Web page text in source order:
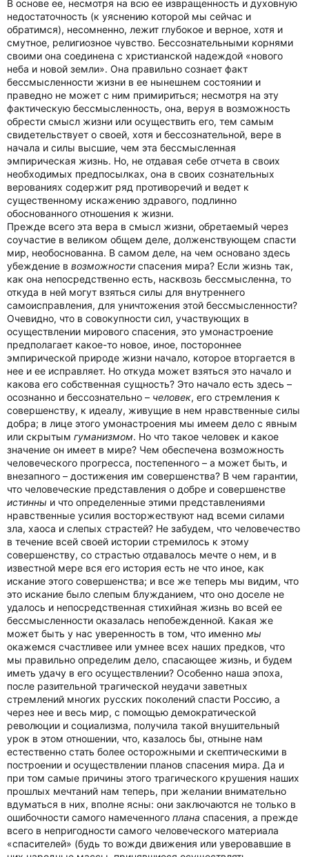
В основе ее, несмотря на всю ее извращенность и духовную
недостаточность (к уяснению которой мы сейчас и
обратимся), несомненно, лежит глубокое и верное, хотя и
смутное, религиозное чувство. Бессознательными корнями
своими она соединена с христианской надеждой «нового
неба и новой земли». Она правильно сознает факт
бессмысленности жизни в ее нынешнем состоянии и
праведно не может с ним примириться; несмотря на эту
фактическую бессмысленность, она, веруя в возможность
обрести смысл жизни или осуществить его, тем самым
свидетельствует о своей, хотя и бессознательной, вере в
начала и силы высшие, чем эта бессмысленная
эмпирическая жизнь. Но, не отдавая себе отчета в своих
необходимых предпосылках, она в своих сознательных
верованиях содержит ряд противоречий и ведет к
существенному искажению здравого, подлинно
обоснованного отношения к жизни.
Прежде всего эта вера в смысл жизни, обретаемый через
соучастие в великом общем деле, долженствующем спасти
мир, необоснованна. В самом деле, на чем основано здесь
убеждение в возможности спасения мира? Если жизнь так,
как она непосредственно есть, насквозь бессмысленна, то
откуда в ней могут взяться силы для внутреннего
самоисправления, для уничтожения этой бессмысленности?
Очевидно, что в совокупности сил, участвующих в
осуществлении мирового спасения, это умонастроение
предполагает какое-то новое, иное, постороннее
эмпирической природе жизни начало, которое вторгается в
нее и ее исправляет. Но откуда может взяться это начало и
какова его собственная сущность? Это начало есть здесь –
осознанно и бессознательно – человек, его стремления к
совершенству, к идеалу, живущие в нем нравственные силы
добра; в лице этого умонастроения мы имеем дело с явным
или скрытым гуманизмом. Но что такое человек и какое
значение он имеет в мире? Чем обеспечена возможность
человеческого прогресса, постепенного – а может быть, и
внезапного – достижения им совершенства? В чем гарантии,
что человеческие представления о добре и совершенстве
истинны и что определенные этими представлениями
нравственные усилия восторжествуют над всеми силами
зла, хаоса и слепых страстей? Не забудем, что человечество
в течение всей своей истории стремилось к этому
совершенству, со страстью отдавалось мечте о нем, и в
известной мере вся его история есть не что иное, как
искание этого совершенства; и все же теперь мы видим, что
это искание было слепым блужданием, что оно доселе не
удалось и непосредственная стихийная жизнь во всей ее
бессмысленности оказалась непобежденной. Какая же
может быть у нас уверенность в том, что именно мы
окажемся счастливее или умнее всех наших предков, что
мы правильно определим дело, спасающее жизнь, и будем
иметь удачу в его осуществлении? Особенно наша эпоха,
после разительной трагической неудачи заветных
стремлений многих русских поколений спасти Россию, а
через нее и весь мир, с помощью демократической
революции и социализма, получила такой внушительный
урок в этом отношении, что, казалось бы, отныне нам
естественно стать более осторожными и скептическими в
построении и осуществлении планов спасения мира. Да и
при том самые причины этого трагического крушения наших
прошлых мечтаний нам теперь, при желании внимательно
вдуматься в них, вполне ясны: они заключаются не только в
ошибочности самого намеченного плана спасения, а прежде
всего в непригодности самого человеческого материала
«спасителей» (будь то вожди движения или уверовавшие в